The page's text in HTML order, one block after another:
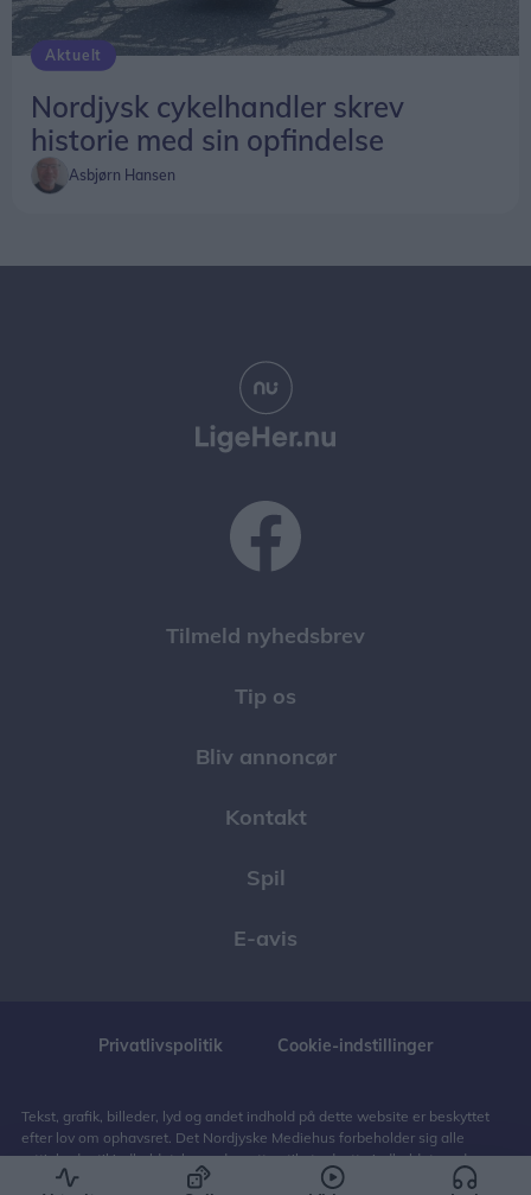
Aktuelt
Nordjysk cykelhandler skrev
historie med sin opfindelse
Asbjørn Hansen
Tilmeld nyhedsbrev
Tip os
Bliv annoncør
Kontakt
Spil
E-avis
Privatlivspolitik Cookie-indstillinger
Tekst, grafik, billeder, lyd og andet indhold på dette website er beskyttet
efter lov om ophavsret. Det Nordjyske Mediehus forbeholder sig alle
rettigheder til indholdet, herunder retten til at udnytte indholdet med
henblik på tekst- og datamining, jf. ophavsretslovens § 11 b og DSM-